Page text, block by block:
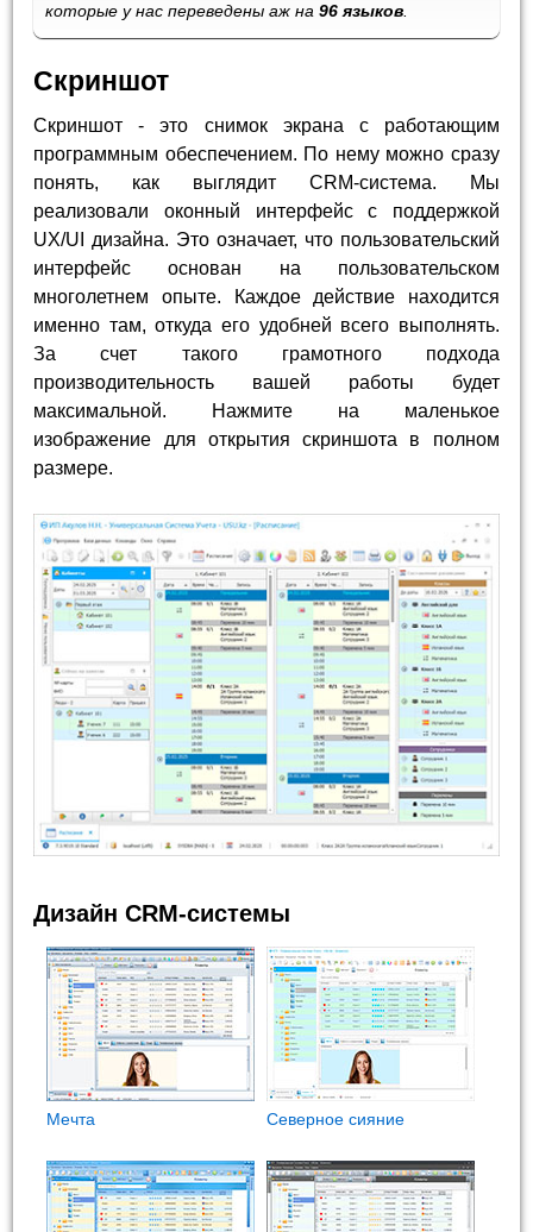
которые у нас переведены аж на96 языков.
Скриншот
Скриншот - это снимок экрана с работающим
программным обеспечением. По нему можно сразу
понять, как выглядит CRM-система. Мы
реализовали оконный интерфейс с поддержкой
UX/UI дизайна. Это означает, что пользовательский
интерфейс основан на пользовательском
многолетнем опыте. Каждое действие находится
именно там, откуда его удобней всего выполнять.
За счет такого грамотного подхода
производительность вашей работы будет
максимальной. Нажмите на маленькое
изображение для открытия скриншота в полном
размере.
Дизайн CRM-системы
Мечта Северное сияние